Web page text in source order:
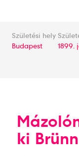
Születési hely
Budapest
1899.
ki